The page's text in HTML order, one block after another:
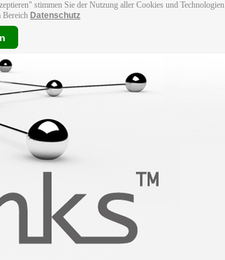
stimmen Sie der Nutzung aller Cookies und Technologien
Bereich Datenschutz